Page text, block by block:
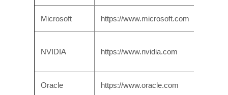
Microsoft https://www.microsoft.com
NVIDIA https://www.nvidia.com
Oracle https://www.oracle.com